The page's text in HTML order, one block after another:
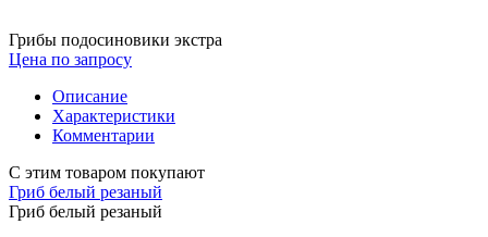
Грибы подосиновики экстра
Цена по запросу
Описание
Характеристики
Комментарии
С этим товаром покупают
Гриб белый резаный
Гриб белый резаный